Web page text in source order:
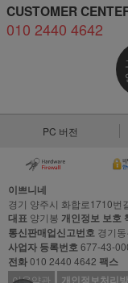
CUSTOMER
010 2440 4642
PC 버전
이쁘니네
경기 양주시 화합로1710번
대표 양기봉 개인정보 보호
통신판매업신고번호 경기
사업자 등록번호677-43-
전화010 2440 4642 팩스
이용약관 개인정보처리